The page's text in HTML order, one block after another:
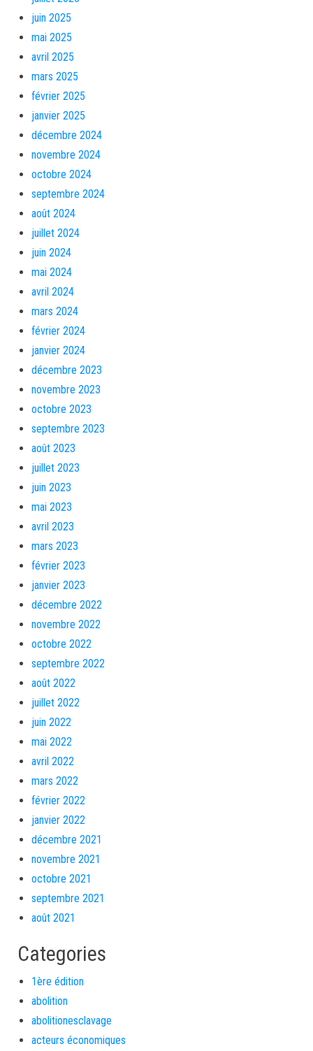
juin 2025
mai 2025
avril 2025
mars 2025
février 2025
janvier 2025
décembre 2024
novembre 2024
octobre 2024
septembre 2024
août 2024
juillet 2024
juin 2024
mai 2024
avril 2024
mars 2024
février 2024
janvier 2024
décembre 2023
novembre 2023
octobre 2023
septembre 2023
août 2023
juillet 2023
juin 2023
mai 2023
avril 2023
mars 2023
février 2023
janvier 2023
décembre 2022
novembre 2022
octobre 2022
septembre 2022
août 2022
juillet 2022
juin 2022
mai 2022
avril 2022
mars 2022
février 2022
janvier 2022
décembre 2021
novembre 2021
octobre 2021
septembre 2021
août 2021
Categories
1ère édition
abolition
abolitionesclavage
acteurs économiques